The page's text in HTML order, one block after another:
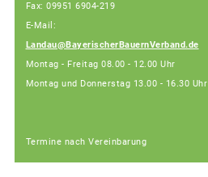
Fax: 09951 6904-219
E-Mail:
Landau@BayerischerBauernVerband.de
Montag - Freitag 08.00 - 12.00 Uhr
Montag und Donnerstag 13.00 - 16.30 Uhr
Termine nach Vereinbarung